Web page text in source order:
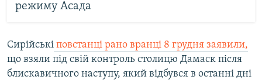
режиму Асада
Сирійські повстанці рано вранці 8 грудня заявили,
що взяли під свій контроль столицю Дамаск після
блискавичного наступу, який відбувся в останні дні